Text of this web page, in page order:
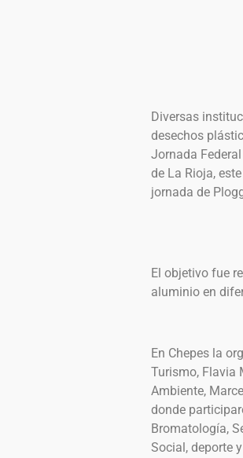
Diversas
desechos
Jornada
de La Rioja,
jornada de
El objetivo fue
aluminio en
En Chepes la
Turismo, Flavia
Ambiente,
donde
Bromatología,
Social, deporte